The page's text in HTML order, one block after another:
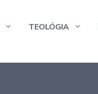
TEOLÓGIA